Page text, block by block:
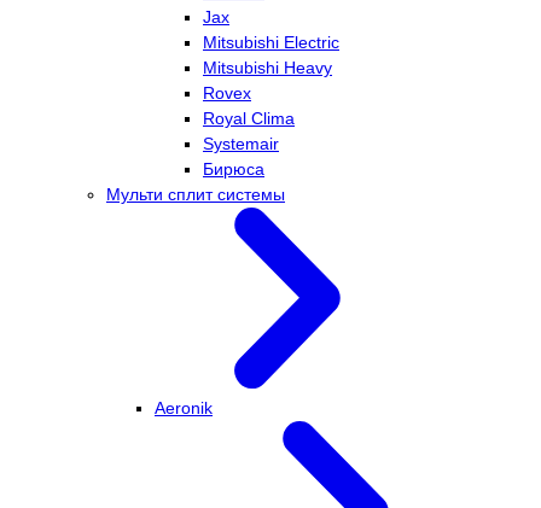
Jax
Mitsubishi Electric
Mitsubishi Heavy
Rovex
Royal Clima
Systemair
Бирюса
Мульти сплит системы
Aeronik